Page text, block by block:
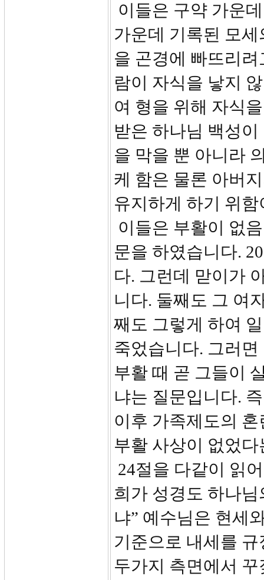
이들은 구약 가운
가운데 기록된 모
을 곤경에 빠뜨리려
람이 자식을 낳지
여 형을 위해 자식
받은 하나님 백성
을 막을 뿐 아니라
케 함은 물론 아버
유지하게 하기 위
이들은 부활이 없
문을 하였습니다.
다. 그런데 맏이가
니다. 둘째도 그 여
째도 그렇게 하여
죽었습니다. 그러
부활 때 곧 그들이
냐는 질문입니다.
이후 가족제도의
부활 사상이 없었
24절을 다같이 읽
희가 성경도 하나
냐” 예수님은 현세
기준으로 내세를
두가지 측면에서